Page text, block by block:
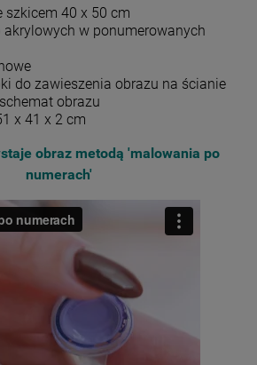
szkicem 40 x 50 cm
akrylowych w ponumerowanych
do zawieszenia obrazu na ścianie
obrazu
x 41 x 2 cm
obraz metodą 'malowania po
numerach'